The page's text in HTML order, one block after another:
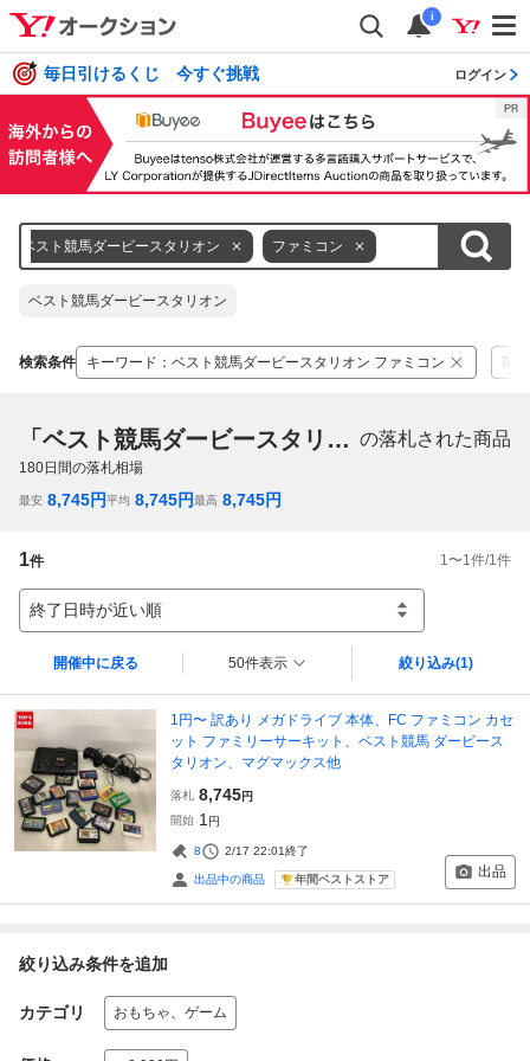
i
毎日引けるくじ 今すぐ挑戦 ログイン
ベスト競馬ダービースタリオン ファミコン
ベスト競馬ダービースタリオン
検索条件 キーワード ： ベスト競馬ダービースタリオン ファミコン 落
「ベスト競馬ダービースタリオン ファミコン」 の落札された商品
180日間の落札相場
最安 8,745円平均 8,745円最高 8,745円
1件 1 〜1 件/1 件
終了日時が近い順
開催中に戻る 50件表示 絞り込み(1)
1円〜 訳あり メガドライブ 本体、FC ファミコン カセ
ット ファミリーサーキット、ベスト競馬 ダービース
タリオン、マグマックス他
落札 8,745円
開始 1 円
8 2/17 22:01終了
出品中の商品 年間ベストストア 出品
絞り込み条件を追加
カテゴリ おもちゃ、ゲーム